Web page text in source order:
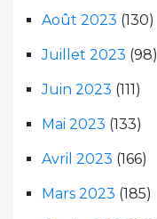
Août 2023 (130)
Juillet 2023 (98)
Juin 2023 (111)
Mai 2023 (133)
Avril 2023 (166)
Mars 2023 (185)